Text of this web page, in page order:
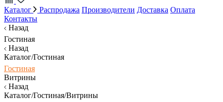
Каталог Распродажа Производители Доставка Оплата
Контакты
Назад
Гостиная
Назад
Каталог/Гостиная
Гостиная
Витрины
Назад
Каталог/Гостиная/Витрины